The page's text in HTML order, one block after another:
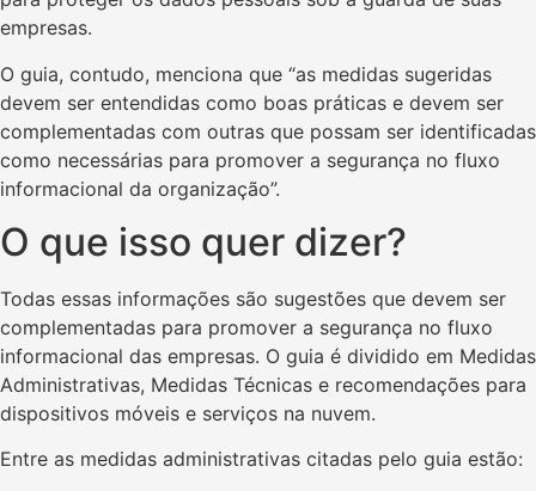
empresas.
O guia, contudo, menciona que “as medidas sugeridas
devem ser entendidas como boas práticas e devem ser
complementadas com outras que possam ser identificadas
como necessárias para promover a segurança no fluxo
informacional da organização”.
O que isso quer dizer?
Todas essas informações são sugestões que devem ser
complementadas para promover a segurança no fluxo
informacional das empresas. O guia é dividido em Medidas
Administrativas, Medidas Técnicas e recomendações para
dispositivos móveis e serviços na nuvem.
Entre as medidas administrativas citadas pelo guia estão: